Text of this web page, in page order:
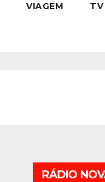
VIAGEM TV
RÁDIO